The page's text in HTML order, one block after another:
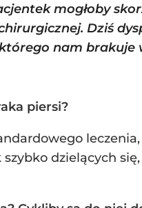
mogłoby
Dziś
nam brakuje
piersi?
dzielących